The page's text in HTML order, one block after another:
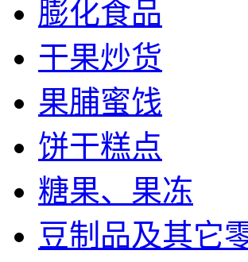
膨化食品
干果炒货
果脯蜜饯
饼干糕点
糖果、果冻
豆制品及其它